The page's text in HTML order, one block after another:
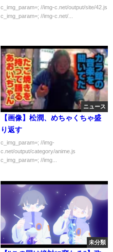
c_img_param=; //img-c.net/output/site/42.js
c_img_param=; //img-c.net/...
ニュース
【画像】松潤、めちゃくちゃ盛
り返す
c_img_param=; //img-
c.net/output/category/anime.js
c_img_param=; //img...
未分類